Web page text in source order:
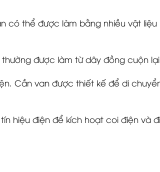
có thể được làm bằng nhiều vật liệu
được làm từ dây đồng cuộn
Cần van được thiết kế để di
hiệu điện để kích hoạt coi điện và